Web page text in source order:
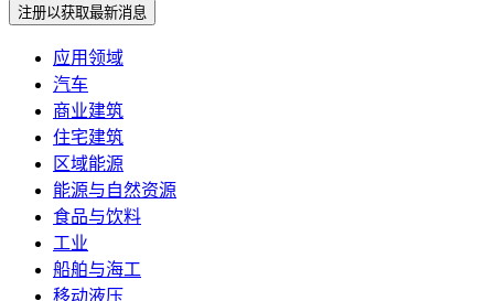
注册以获取最新消息
应用领域
汽车
商业建筑
住宅建筑
区域能源
能源与自然资源
食品与饮料
工业
船舶与海工
移动液压